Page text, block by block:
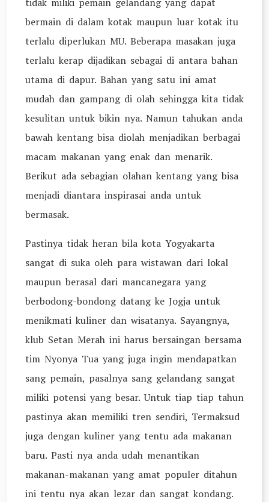
bermain di dalam kotak maupun luar kotak itu
terlalu diperlukan MU. Beberapa masakan juga
terlalu kerap dijadikan sebagai di antara bahan
utama di dapur. Bahan yang satu ini amat
mudah dan gampang di olah sehingga kita tidak
kesulitan untuk bikin nya. Namun tahukan anda
bawah kentang bisa diolah menjadikan berbagai
macam makanan yang enak dan menarik.
Berikut ada sebagian olahan kentang yang bisa
menjadi diantara inspirasai anda untuk
bermasak.
Pastinya tidak heran bila kota Yogyakarta
sangat di suka oleh para wistawan dari lokal
maupun berasal dari mancanegara yang
berbodong-bondong datang ke Jogja untuk
menikmati kuliner dan wisatanya. Sayangnya,
klub Setan Merah ini harus bersaingan bersama
tim Nyonya Tua yang juga ingin mendapatkan
sang pemain, pasalnya sang gelandang sangat
miliki potensi yang besar. Untuk tiap tiap tahun
pastinya akan memiliki tren sendiri, Termaksud
juga dengan kuliner yang tentu ada makanan
baru. Pasti nya anda udah menantikan
makanan-makanan yang amat populer ditahun
ini tentu nya akan lezar dan sangat kondang.